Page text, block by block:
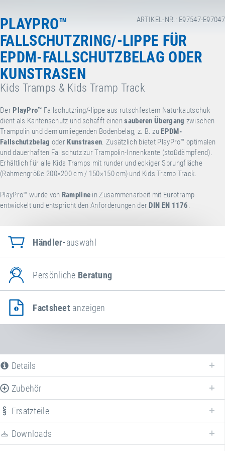
ARTIKEL-NR.: E97547-E97047
PLAYPRO™
FALLSCHUTZRING/-LIPPE FÜR
EPDM-FALLSCHUTZBELAG ODER
KUNSTRASEN
Kids Tramps & Kids Tramp Track
Der PlayPro™ Fallschutzring/-lippe aus rutschfestem Naturkautschuk
dient als Kantenschutz und schafft einensauberen Übergang zwischen
Trampolin und dem umliegenden Bodenbelag, z. B. zu EPDM-
Fallschutzbelag oder Kunstrasen. Zusätzlich bietet PlayPro™ optimalen
und dauerhaften Fallschutz zur Trampolin-Innenkante (stoßdämpfend).
Erhältlich für alle Kids Tramps mit runder und eckiger Sprungfläche
(Rahmengröße 200×200 cm / 150×150 cm) und Kids Tramp Track.
PlayPro™ wurde von Rampline in Zusammenarbeit mit Eurotramp
entwickelt und entspricht den Anforderungen der DIN EN 1176.
Händler-auswahl
Persönliche Beratung
Factsheet anzeigen
Details
Zubehör
Ersatzteile
Downloads